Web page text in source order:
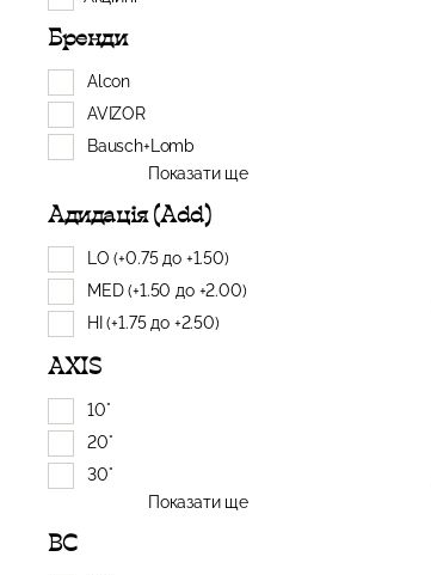
Бренди
Alcon
AVIZOR
Bausch+Lomb
Показати ще
Адидація (Add)
LO (+0.75 до +1.50)
MED (+1.50 до +2.00)
HI (+1.75 до +2.50)
AXIS
10°
20°
30°
Показати ще
BC